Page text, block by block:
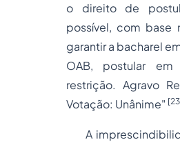
o direito de
possível, com
garantir a bacharel
OAB, postular
restrição. Agravo
Votação: Unânime"
A imprescindibilidade